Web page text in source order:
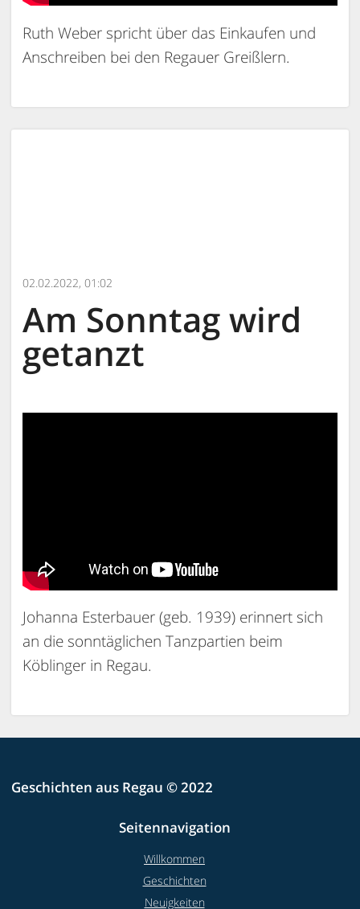
Ruth Weber spricht über das Einkaufen und
Anschreiben bei den Regauer Greißlern.
02.02.2022, 01:02
Am Sonntag wird
getanzt
Johanna Esterbauer (geb. 1939) erinnert sich
an die sonntäglichen Tanzpartien beim
Köblinger in Regau.
Geschichten aus Regau © 2022
Seitennavigation
Willkommen
Geschichten
Neuigkeiten